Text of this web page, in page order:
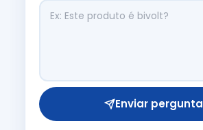
Enviar pergunta